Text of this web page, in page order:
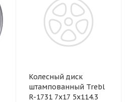
Колесный диск
штампованный Trebl
R-1731 7x17 5x114.3